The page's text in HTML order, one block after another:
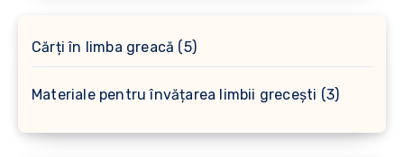
Cărți în limba greacă 55
produse
Materiale pentru învățarea limbii grecești
33